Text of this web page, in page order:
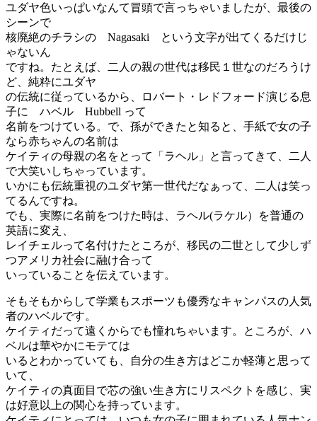
ユダヤ色いっぱいなんて冒頭で言っちゃいましたが、最後の
シーンで
核廃絶のチラシの Nagasaki という文字が出てくるだけじ
ゃないん
ですね。たとえば、二人の親の世代は移民１世なのだろうけ
ど、純粋にユダヤ
の伝統に従っているから、ロバート・レドフォード演じる息
子に ハベル Hubbell って
名前をつけている。で、孫ができたと知ると、手紙で女の子
なら赤ちゃんの名前は
ケイティの母親の名をとって「ラヘル」と言ってきて、二人
で大笑いしちゃっています。
いかにも伝統重視のユダヤ第一世代だなぁって、二人は笑っ
てるんですね。
でも、実際に名前をつけた時は、ラヘル(ラケル）を普通の
英語に変え、
レイチェルって名付けたところが、移民の二世として少しず
つアメリカ社会に融け合って
いっていることを伝えています。
そもそもからして学業もスポーツも優秀なキャンパスの人気
者のハベルです。
ケイティだって遠くからでも憧れちゃいます。ところが、ハ
ベルは華やかにモテては
いるとわかっていても、自分の生き方はどこか軽薄と思って
いて、
ケイティの真面目で芯の強い生き方にリスペクトを感じ、実
は好意以上の関心を持っています。